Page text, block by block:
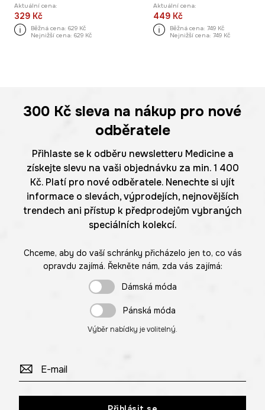
Aktuální cena:
329 Kč
Běžná cena: 629 Kč
Nejnižší cena: 629 Kč
Aktuální cena:
449 Kč
Běžná cena: 749 Kč
Nejnižší cena: 749 Kč
300 Kč sleva na nákup pro nové
odběratele
Přihlaste se k odběru newsletteru Medicine a
získejte slevu na vaši objednávku za min. 1 400
Kč. Platí pro nové odběratele. Nenechte si ujít
informace o slevách, výprodejích, nejnovějších
trendech ani přístup k předprodejům vybraných
speciálních kolekcí.
Chceme, aby do vaší schránky přicházelo jen to, co vás
opravdu zajímá. Řekněte nám, zda vás zajímá:
Dámská móda
Pánská móda
Výběr nabídky je volitelný.